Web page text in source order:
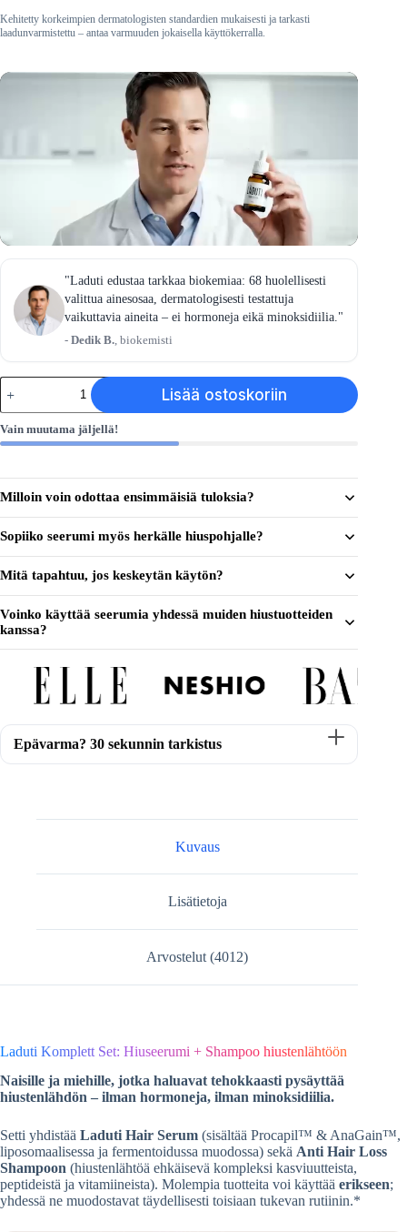
Kehitetty korkeimpien dermatologisten standardien mukaisesti ja tarkasti
laadunvarmistettu – antaa varmuuden jokaisella käyttökerralla.
"Laduti edustaa tarkkaa biokemiaa: 68 huolellisesti
valittua ainesosaa, dermatologisesti testattuja
vaikuttavia aineita – ei hormoneja eikä minoksidiilia."
- Dedik B. , biokemisti
Täydellinen
sarja
määrä
Lisää ostoskoriin
Vain muutama jäljellä!
Milloin voin odottaa ensimmäisiä tuloksia?
Sopiiko seerumi myös herkälle hiuspohjalle?
Mitä tapahtuu, jos keskeytän käytön?
Voinko käyttää seerumia yhdessä muiden hiustuotteiden
kanssa?
Epävarma? 30 sekunnin tarkistus
Kuvaus
Lisätietoja
Arvostelut (4012)
Laduti Komplett Set: Hiuseerumi + Shampoo hiustenlähtöön
Naisille ja miehille, jotka haluavat tehokkaasti pysäyttää
hiustenlähdön – ilman hormoneja, ilman minoksidiilia.
Setti yhdistää Laduti Hair Serum (sisältää Procapil™ & AnaGain™,
liposomaalisessa ja fermentoidussa muodossa) sekä Anti Hair Loss
Shampoon (hiustenlähtöä ehkäisevä kompleksi kasviuutteista,
peptideistä ja vitamiineista). Molempia tuotteita voi käyttää erikseen;
yhdessä ne muodostavat täydellisesti toisiaan tukevan rutiinin.*